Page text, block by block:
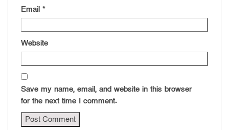
Email *
Website
Save my name, email, and website in this browser
for the next time I comment.